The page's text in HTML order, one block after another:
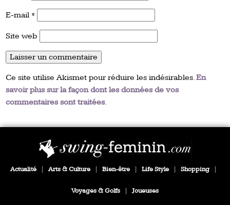
E-mail *
Site web
Ce site utilise Akismet pour réduire les indésirables.En
savoir plus sur la façon dont les données de vos
commentaires sont traitées.
Actualité Arts & Culture Bien-être Life Style Shopping
Voyages & Golfs Joueuses